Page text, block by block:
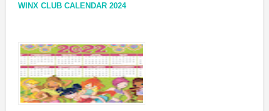
WINX CLUB CALENDAR 2024